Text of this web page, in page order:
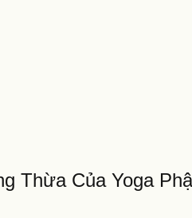
Thừa Của Yoga